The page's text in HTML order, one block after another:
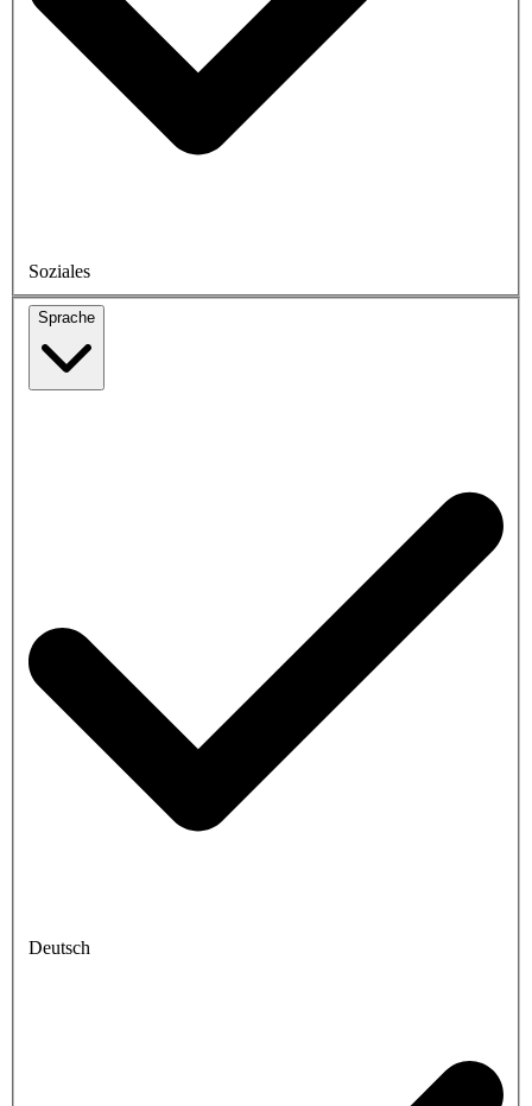
Soziales
Sprache
Deutsch